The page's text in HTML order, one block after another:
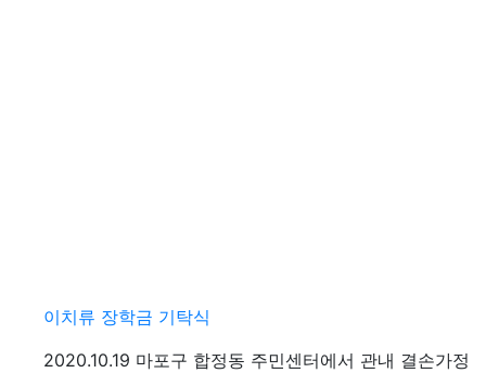
이치류 장학금 기탁식
2020.10.19 마포구 합정동 주민센터에서 관내 결손가정